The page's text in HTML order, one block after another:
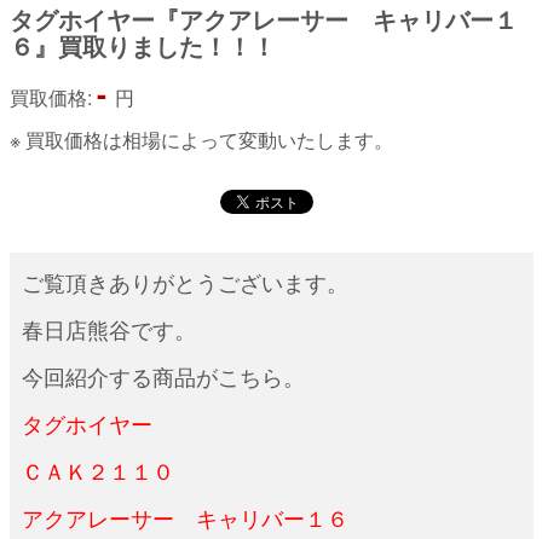
タグホイヤー『アクアレーサー キャリバー１
６』買取りました！！！
買取価格: - 円
※ 買取価格は相場によって変動いたします。
ご覧頂きありがとうございます。
春日店熊谷です。
今回紹介する商品がこちら。
タグホイヤー
ＣＡＫ２１１０
アクアレーサー キャリバー１６